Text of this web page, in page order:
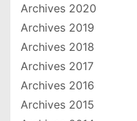
Archives 2020
Archives 2019
Archives 2018
Archives 2017
Archives 2016
Archives 2015